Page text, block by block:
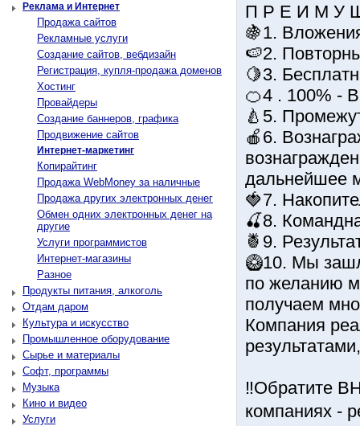
Реклама и Интернет
Продажа сайтов
Рекламные услуги
Создание сайтов, вебдизайн
Регистрация, купля-продажа доменов
Хостинг
Провайдеры
Создание баннеров, графика
Продвижение сайтов
Интернет-маркетинг
Копирайтинг
Продажа WebMoney за наличные
Продажа других электронных денег
Обмен одних электронных денег на
другие
Услуги программистов
Интернет-магазины
Разное
Продукты питания, алкоголь
Отдам даром
Культура и искусство
Промышленное оборудование
Сырье и материалы
Софт, программы
Музыка
Кино и видео
Услуги
П Р Е И М У Щ
🍇1.
🍉2.
🍋3.
🍊4 . 100% -
🍐5.
🍎6.
дальнейшее
🍓7.
🍒8.
🍍9.
🥝10. Мы
по желанию
получаем
Компания
‼Обратите
компаниях -